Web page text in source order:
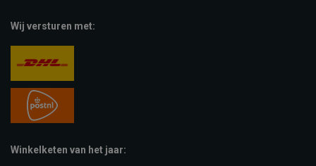
Wij versturen met:
Winkelketen van het jaar: